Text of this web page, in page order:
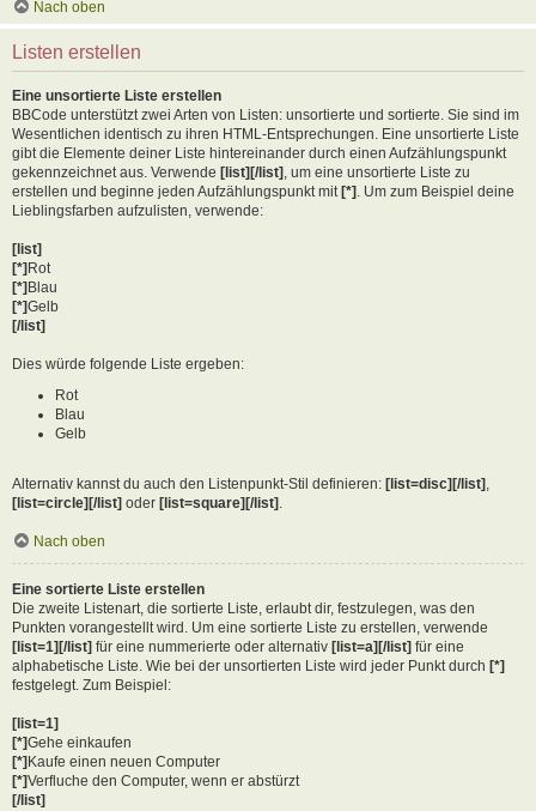
Nach oben
Listen erstellen
Eine unsortierte Liste erstellen
BBCode unterstützt zwei Arten von Listen: unsortierte und sortierte. Sie sind im
Wesentlichen identisch zu ihren HTML-Entsprechungen. Eine unsortierte Liste
gibt die Elemente deiner Liste hintereinander durch einen Aufzählungspunkt
gekennzeichnet aus. Verwende [list][/list] , um eine unsortierte Liste zu
erstellen und beginne jeden Aufzählungspunkt mit [*] . Um zum Beispiel deine
Lieblingsfarben aufzulisten, verwende:
[list]
[*] Rot
[*] Blau
[*]Gelb
[/list]
Dies würde folgende Liste ergeben:
Rot
Blau
Gelb
Alternativ kannst du auch den Listenpunkt-Stil definieren: [list=disc][/list] ,
[list=circle][/list] oder [list=square][/list] .
Nach oben
Eine sortierte Liste erstellen
Die zweite Listenart, die sortierte Liste, erlaubt dir, festzulegen, was den
Punkten vorangestellt wird. Um eine sortierte Liste zu erstellen, verwende
[list=1][/list] für eine nummerierte oder alternativ [list=a][/list] für eine
alphabetische Liste. Wie bei der unsortierten Liste wird jeder Punkt durch [*]
festgelegt. Zum Beispiel:
[list=1]
[*]Gehe einkaufen
[*] Kaufe einen neuen Computer
[*]Verfluche den Computer, wenn er abstürzt
[/list]